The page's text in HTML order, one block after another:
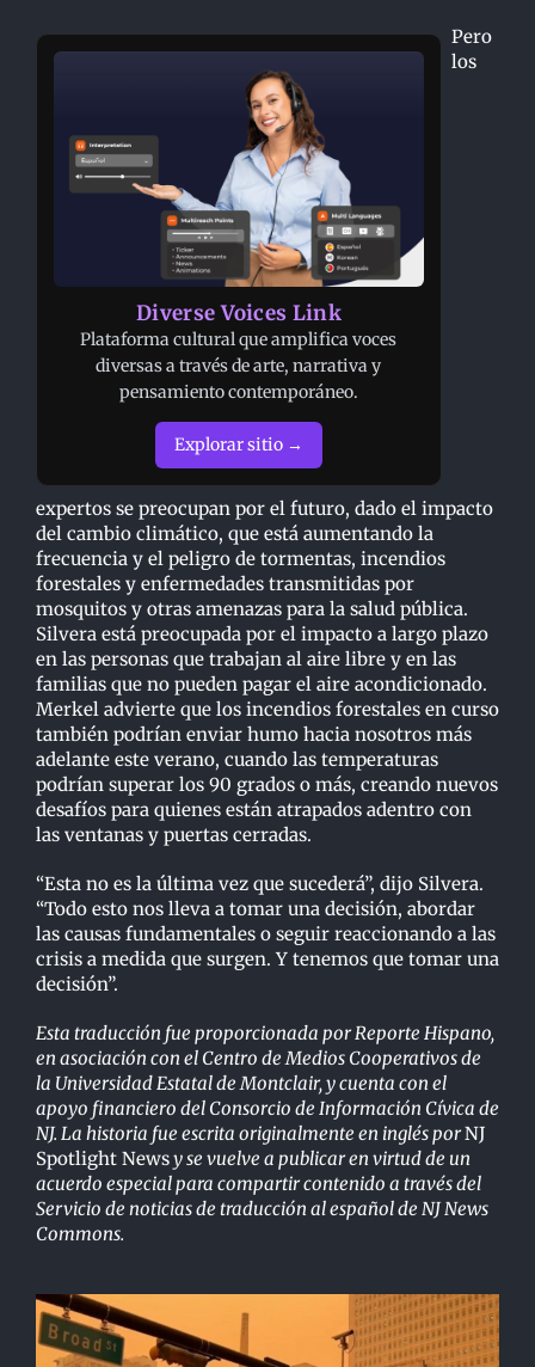
Diverse Voices Link
Plataforma cultural que amplifica voces
diversas a través de arte, narrativa y
pensamiento contemporáneo.
Explorar sitio →
Pero
los
expertos se preocupan por el futuro, dado el impacto
del cambio climático, que está aumentando la
frecuencia y el peligro de tormentas, incendios
forestales y enfermedades transmitidas por
mosquitos y otras amenazas para la salud pública.
Silvera está preocupada por el impacto a largo plazo
en las personas que trabajan al aire libre y en las
familias que no pueden pagar el aire acondicionado.
Merkel advierte que los incendios forestales en curso
también podrían enviar humo hacia nosotros más
adelante este verano, cuando las temperaturas
podrían superar los 90 grados o más, creando nuevos
desafíos para quienes están atrapados adentro con
las ventanas y puertas cerradas.
“Esta no es la última vez que sucederá”, dijo Silvera.
“Todo esto nos lleva a tomar una decisión, abordar
las causas fundamentales o seguir reaccionando a las
crisis a medida que surgen. Y tenemos que tomar una
decisión”.
Esta traducción fue proporcionada por Reporte Hispano,
en asociación con el Centro de Medios Cooperativos de
la Universidad Estatal de Montclair, y cuenta con el
apoyo financiero del Consorcio de Información Cívica de
NJ. La historia fue escrita originalmente en inglés porNJ
Spotlight Newsy se vuelve a publicar en virtud de un
acuerdo especial para compartir contenido a través del
Servicio de noticias de traducción al español de NJ News
Commons.